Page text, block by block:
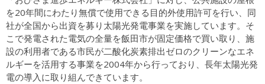
を20年間にわたり無償で使用できる目的外使用許可を行い、同
社が全国から出資を募り太陽光発電事業を実施しています。そ
こで発電された電気の全量を飯田市が固定価格で買い取り、施
設の利用者である市民が二酸化炭素排出ゼロのクリーンなエネ
ルギーを活用する事業を2004年から行っており、長年太陽光発
電の導入に取り組んできています。